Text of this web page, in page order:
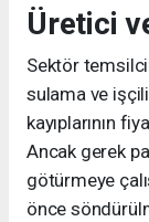
Üretici
Sektör
sulama ve
kayıplarının
Ancak gerek
götürmeye
önce